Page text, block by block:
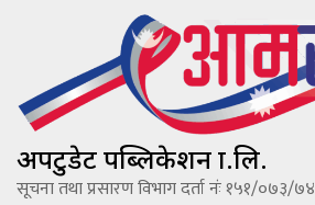
अपटुडेट पब्लिकेशन प्रा.लि.
सूचना तथा प्रसारण विभाग दर्ता नंः १५१/०७३/७४